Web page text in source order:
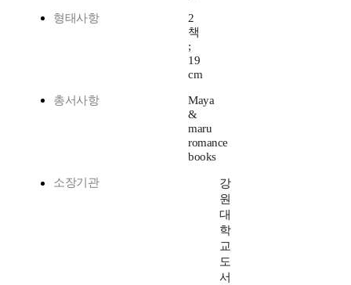
형태사항
2
책
;
19
cm
총서사항
Maya
&
maru
romance
books
소장기관
강
원
대
학
교
도
서